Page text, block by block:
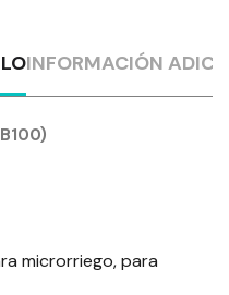
INFORMACIÓN
microrriego, para